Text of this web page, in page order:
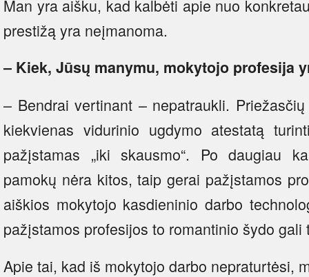
Man yra aišku, kad kalbėti apie nuo
prestižą yra neįmanoma.
– Kiek, Jūsų manymu, mokytojo profesija
– Bendrai vertinant – nepatraukli.
kiekvienas vidurinio ugdymo atestatą
pažįstamas „iki skausmo“. Po daugiau
pamokų nėra kitos, taip gerai pažįstamos
aiškios mokytojo kasdieninio darbo
pažįstamos profesijos to romantinio šydo gali
Apie tai, kad iš mokytojo darbo nepraturtėsi,